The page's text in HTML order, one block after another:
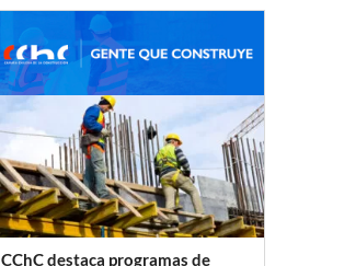
CChC destaca programas de